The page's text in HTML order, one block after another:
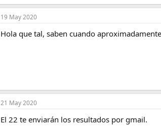
19 May 2020
Hola que tal, saben cuando
21 May 2020
El 22 te enviarán los resultados por gmail.